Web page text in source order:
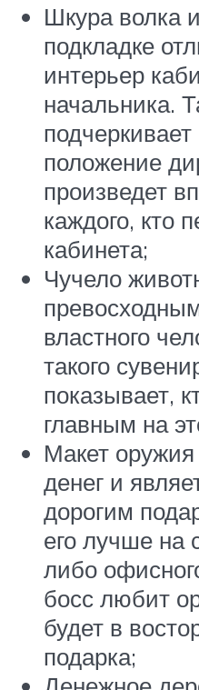
Шкура волка
подкладке
интерьер
начальника.
положение
произведет
каждого, кто
кабинета;
Чучело
властного
такого
показывает,
главным на
Макет
денег и
дорогим
его лучше на
либо
босс любит
будет в
подарка;